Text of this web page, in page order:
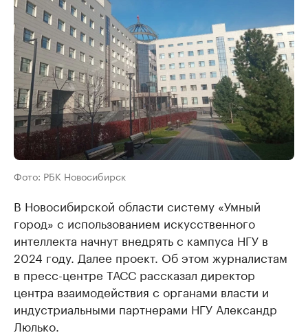
Фото: РБК Новосибирск
В Новосибирской области систему «Умный
город» с использованием искусственного
интеллекта начнут внедрять с кампуса НГУ в
2024 году. Далее проект. Об этом журналистам
в пресс-центре ТАСС рассказал директор
центра взаимодействия с органами власти и
индустриальными партнерами НГУ Александр
Люлько.